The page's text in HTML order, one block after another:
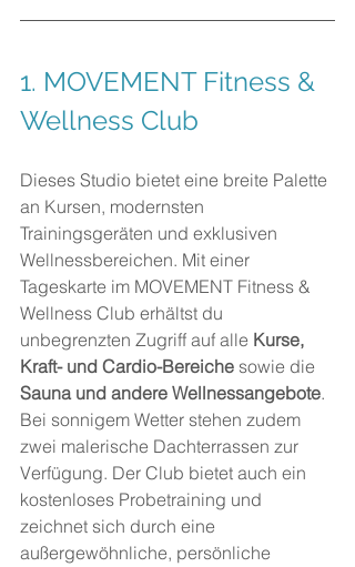
1. MOVEMENT Fitness &
Wellness Club
Dieses Studio bietet eine breite Palette
an Kursen, modernsten
Trainingsgeräten und exklusiven
Wellnessbereichen. Mit einer
Tageskarte im MOVEMENT Fitness &
Wellness Club erhältst du
unbegrenzten Zugriff auf alle Kurse,
Kraft- und Cardio-Bereiche sowie die
Sauna und andere Wellnessangebote.
Bei sonnigem Wetter stehen zudem
zwei malerische Dachterrassen zur
Verfügung. Der Club bietet auch ein
kostenloses Probetraining und
zeichnet sich durch eine
außergewöhnliche, persönliche